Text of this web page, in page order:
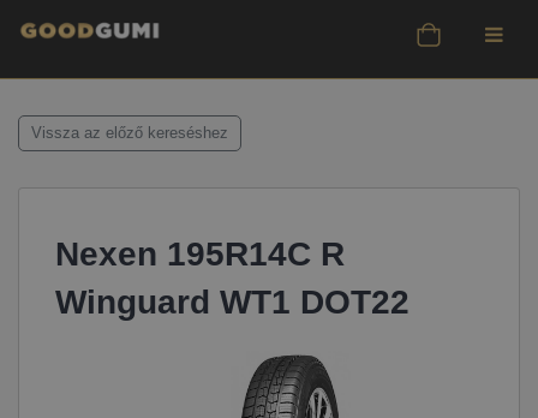
Vissza az előző kereséshez
Nexen 195R14C R
Winguard WT1 DOT22